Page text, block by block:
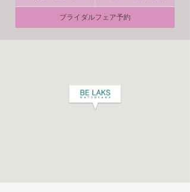
ブライダルフェア予約